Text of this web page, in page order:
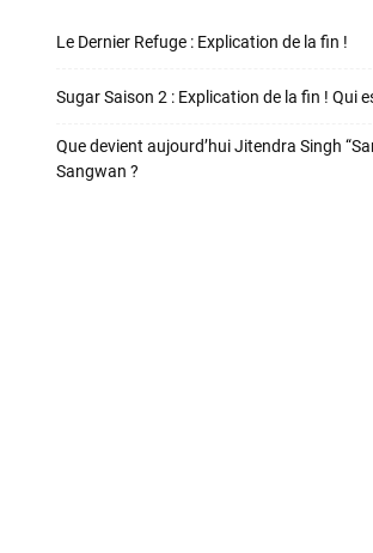
Le Dernier Refuge : Explication de la fin !
Sugar Saison 2 : Explication de la fin ! Qui
Que devient aujourd’hui Jitendra Singh
Sangwan ?